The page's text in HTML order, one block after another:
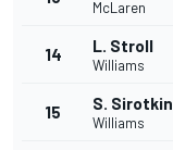
McLaren
14 L. Stroll
Williams
15 S. Sirotkin
Williams